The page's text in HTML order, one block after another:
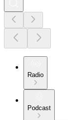
Radio
Podcast